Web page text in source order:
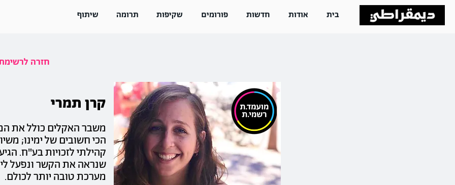
בית אודות חדשות פורומים שקיפות תרומה שיתוף
קרן תמרי
משבר האקלים כולל את
הכי חשובים של ימינו;
קהילתי לזכויות בע"ח.
שנראה את הקשר ונפעל
מערכת טובה יותר לכולם.
<< חזרה